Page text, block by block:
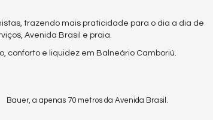
trazendo mais praticidade para o dia a dia de
Avenida Brasil e praia.
conforto e liquidez em Balneário Camboriú.
Bauer, a apenas 70 metros da Avenida Brasil.